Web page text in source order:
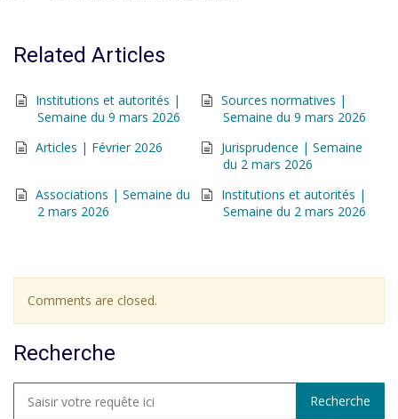
Related Articles
Institutions et autorités |
Semaine du 9 mars 2026
Sources normatives |
Semaine du 9 mars 2026
Articles | Février 2026
Jurisprudence | Semaine
du 2 mars 2026
Associations | Semaine du
2 mars 2026
Institutions et autorités |
Semaine du 2 mars 2026
Comments are closed.
Recherche